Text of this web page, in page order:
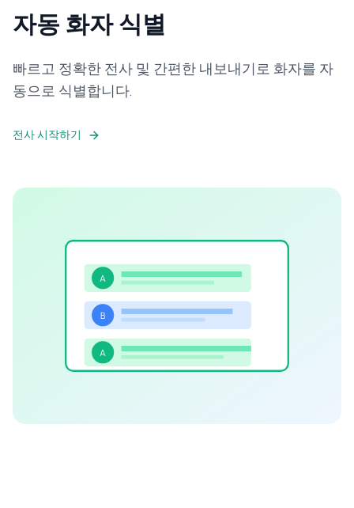
자동 화자 식별
빠르고 정확한 전사 및 간편한 내보내기로 화자를 자
동으로 식별합니다.
전사 시작하기
A
B
A